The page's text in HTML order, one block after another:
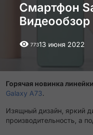
Смартфон
Видеообзор
77313 июня 2022
Горячая новинка
Galaxy A73.
Изящный дизайн, яркий
производительность, а